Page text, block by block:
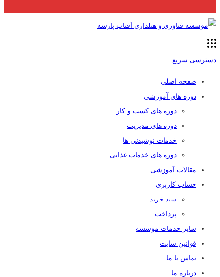
دسترسی سریع
صفحه اصلی
دوره های آموزشی
دوره های کسب و کار
دوره های مدیریت
خدمات نوشیدنی ها
دوره های خدمات غذایی
مقالات آموزشی
حساب کاربری
سبد خرید
پرداخت
سایر خدمات موسسه
قوانین سایت
تماس با ما
درباره ما